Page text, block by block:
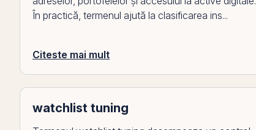
În practică, termenul ajută la clasificarea ins...
Citeste mai mult
watchlist tuning